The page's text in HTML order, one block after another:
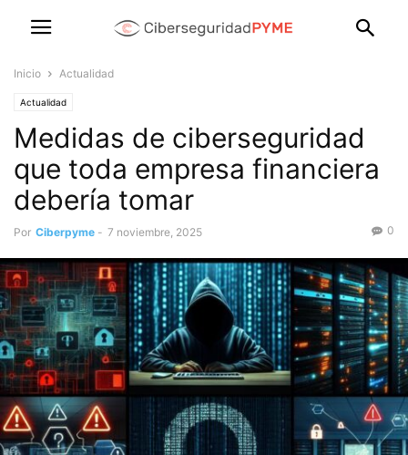
Inicio Actualidad
Actualidad
Medidas de ciberseguridad
que toda empresa financiera
debería tomar
Por Ciberpyme - 7 noviembre, 2025 0